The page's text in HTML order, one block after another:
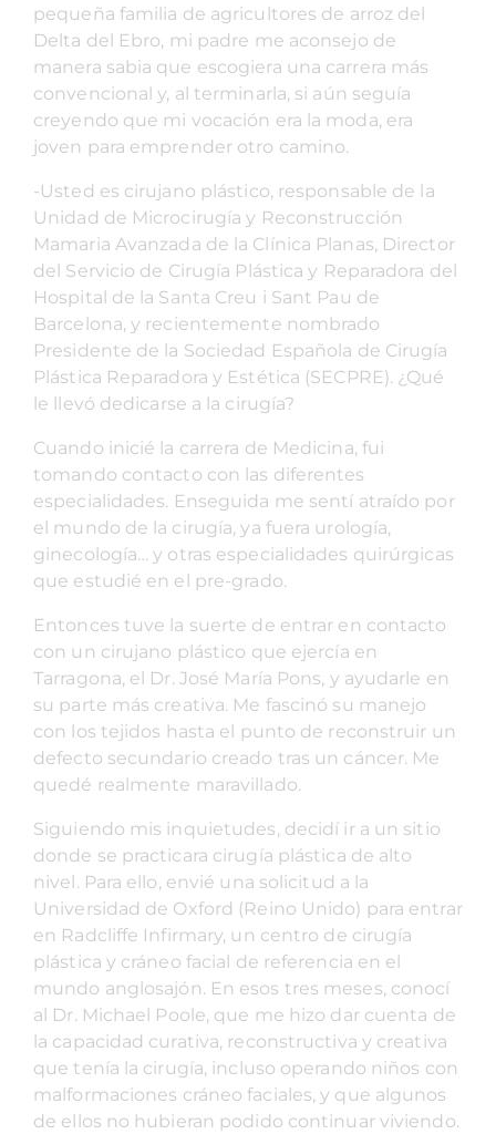
pequeña familia de agricultores de arroz del
Delta del Ebro, mi padre me aconsejo de
manera sabia que escogiera una carrera más
convencional y, al terminarla, si aún seguía
creyendo que mi vocación era la moda, era
joven para emprender otro camino.
-Usted es cirujano plástico, responsable de la
Unidad de Microcirugía y Reconstrucción
Mamaria Avanzada de la Clínica Planas, Director
del Servicio de Cirugía Plástica y Reparadora del
Hospital de la Santa Creu i Sant Pau de
Barcelona, y recientemente nombrado
Presidente de la Sociedad Española de Cirugía
Plástica Reparadora y Estética (SECPRE). ¿Qué
le llevó dedicarse a la cirugía?
Cuando inicié la carrera de Medicina, fui
tomando contacto con las diferentes
especialidades. Enseguida me sentí atraído por
el mundo de la cirugía, ya fuera urología,
ginecología… y otras especialidades quirúrgicas
que estudié en el pre-grado.
Entonces tuve la suerte de entrar en contacto
con un cirujano plástico que ejercía en
Tarragona, el Dr. José María Pons, y ayudarle en
su parte más creativa. Me fascinó su manejo
con los tejidos hasta el punto de reconstruir un
defecto secundario creado tras un cáncer. Me
quedé realmente maravillado.
Siguiendo mis inquietudes, decidí ir a un sitio
donde se practicara cirugía plástica de alto
nivel. Para ello, envié una solicitud a la
Universidad de Oxford (Reino Unido) para entrar
en Radcliffe Infirmary, un centro de cirugía
plástica y cráneo facial de referencia en el
mundo anglosajón. En esos tres meses, conocí
al Dr. Michael Poole, que me hizo dar cuenta de
la capacidad curativa, reconstructiva y creativa
que tenía la cirugía, incluso operando niños con
malformaciones cráneo faciales, y que algunos
de ellos no hubieran podido continuar viviendo.